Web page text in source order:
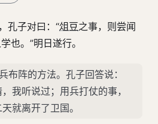
孔子对曰：“俎豆之事，则尝闻
也。”明日遂行。
布阵的方法。孔子回答说：
我听说过；用兵打仗的事，
就离开了卫国。